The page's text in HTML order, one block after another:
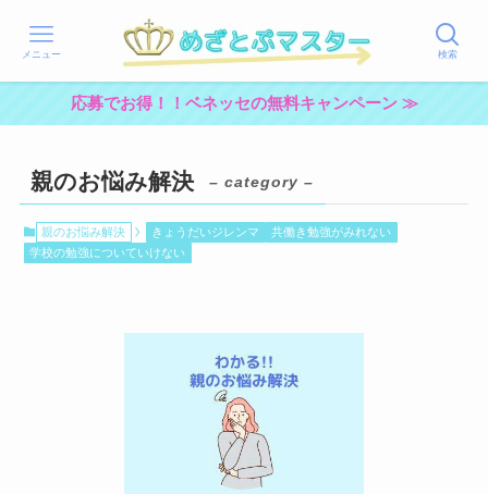
検索
メニュー
応募でお得！！ベネッセの無料キャンペーン ≫
親のお悩み解決 – category –
親のお悩み解決 きょうだいジレンマ
共働き勉強がみれない
学校の勉強についていけない